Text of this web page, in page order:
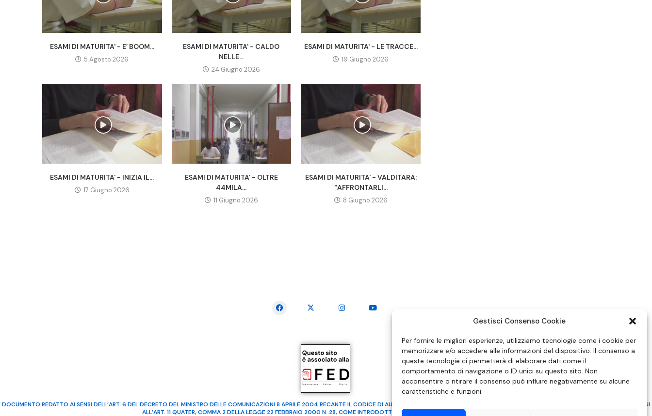
Gestisci Consenso Cookie
Per fornire le migliori esperienze, utilizziamo tecnologie come i cookie per
memorizzare e/o accedere alle informazioni del dispositivo. Il consenso a
queste tecnologie ci permetterà di elaborare dati come il
comportamento di navigazione o ID unici su questo sito. Non
acconsentire o ritirare il consenso può influire negativamente su alcune
caratteristiche e funzioni.
ESAMI DI MATURITA' - E’ BOOM...
5 Agosto 2026
ESAMI DI MATURITA' - CALDO
NELLE...
24 Giugno 2026
ESAMI DI MATURITA' - LE TRACCE...
19 Giugno 2026
ESAMI DI MATURITA' - INIZIA IL...
17 Giugno 2026
ESAMI DI MATURITA' - OLTRE
44MILA...
11 Giugno 2026
ESAMI DI MATURITA' - VALDITARA:
“AFFRONTARLI...
8 Giugno 2026
DOCUMENTO REDATTO AI SENSI DELL’ART. 6 DEL DECRETO DEL MINISTRO DELLE COMUNICAZIONI 8 APRILE 2004 RECANTE IL CODICE DI AUTOREGOLAMENTAZIONE IN MATERIA DI ATTUAZIONE DEL PRINCIPIO DEL PLURALISMO, DI CUI
ALL’ART. 11 QUATER, COMMA 2 DELLA LEGGE 22 FEBBRAIO 2000 N. 28, COME INTRODOTTO DALLA LEGGE 6 NOVEMBRE 2003, N. 313